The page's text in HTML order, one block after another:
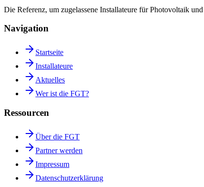
Die Referenz, um zugelassene Installateure für Photovoltaik
Navigation
Startseite
Installateure
Aktuelles
Wer ist die FGT?
Ressourcen
Über die FGT
Partner werden
Impressum
Datenschutzerklärung